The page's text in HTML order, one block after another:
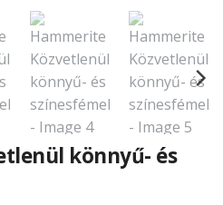
könnyű- és